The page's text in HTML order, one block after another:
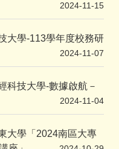
2024-11-15
大學-113學年度校務研
2024-11-07
科技大學-數據啟航－
2024-11-04
大學「2024南區大專